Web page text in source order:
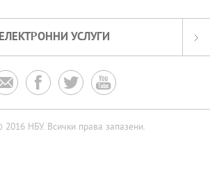
ЕЛЕКТРОННИ УСЛУГИ
  
НБУ. Всички права запазени.